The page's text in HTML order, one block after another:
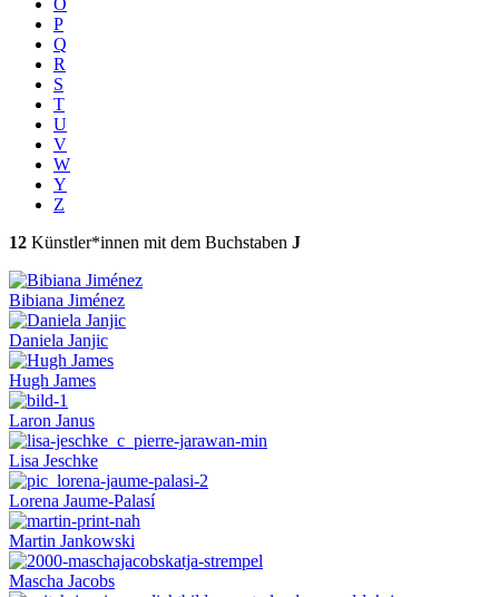
P
Q
R
S
T
U
V
W
Y
Z
12 Künstler*innen mit dem Buchstaben J
Bibiana Jiménez
Daniela Janjic
Hugh James
Laron Janus
Lisa Jeschke
Lorena Jaume-Palasí
Martin Jankowski
Mascha Jacobs